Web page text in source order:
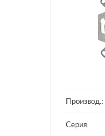
Производ.:
Серия: